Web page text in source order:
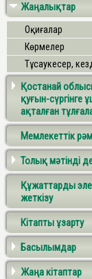
Жаңалықтар
Оқиғалар
Көрмелер
Тұсаукесер,
Қостанай
қуғын-сүргінге
ақталған
Мемлекеттік
Толық мәтінді
Құжаттарды
жеткізу
Кітапты ұзарту
Басылымдар
Жаңа кітаптар